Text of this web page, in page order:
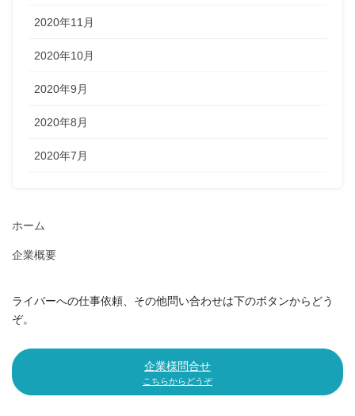
2020年11月
2020年10月
2020年9月
2020年8月
2020年7月
ホーム
企業概要
ライバーへの仕事依頼、その他問い合わせは下のボタンからどう
ぞ。
企業様問合せ
こちらからどうぞ